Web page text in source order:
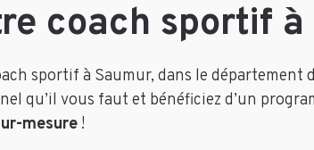
coach sportif
sportif à Saumur, dans le
qu’il vous faut et bénéficiez d’un
mesure !